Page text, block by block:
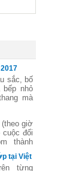
sắc, bố
nhỏ
mà
công
những
trang trí
qua
đây và
kế nhà
(theo giờ
cuộc đối
thành
tại Việt
từng